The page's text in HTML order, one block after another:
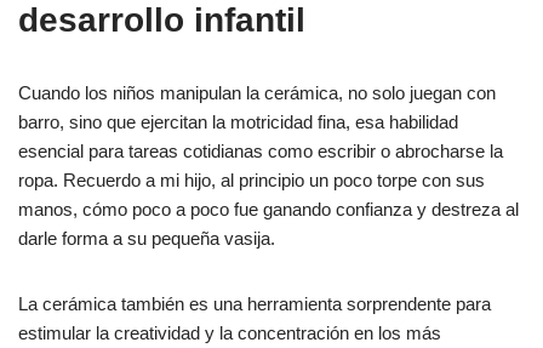
desarrollo infantil
Cuando los niños manipulan la cerámica, no solo juegan con
barro, sino que ejercitan la motricidad fina, esa habilidad
esencial para tareas cotidianas como escribir o abrocharse la
ropa. Recuerdo a mi hijo, al principio un poco torpe con sus
manos, cómo poco a poco fue ganando confianza y destreza al
darle forma a su pequeña vasija.
La cerámica también es una herramienta sorprendente para
estimular la creatividad y la concentración en los más